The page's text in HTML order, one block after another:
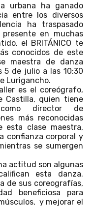
urbana ha ganado
entre los diversos
ha traspasado
en muchas
el BRITÁNICO te
conocidos de este
maestra de danza
5 de julio a las 10:30
Lurigancho.
es el coreógrafo,
Castilla, quien tiene
director de
más reconocidas
esta clase maestra,
confianza corporal y
se sumergen
actitud son algunas
esta danza.
de sus coreografías,
beneficiosa para
y mejorar el